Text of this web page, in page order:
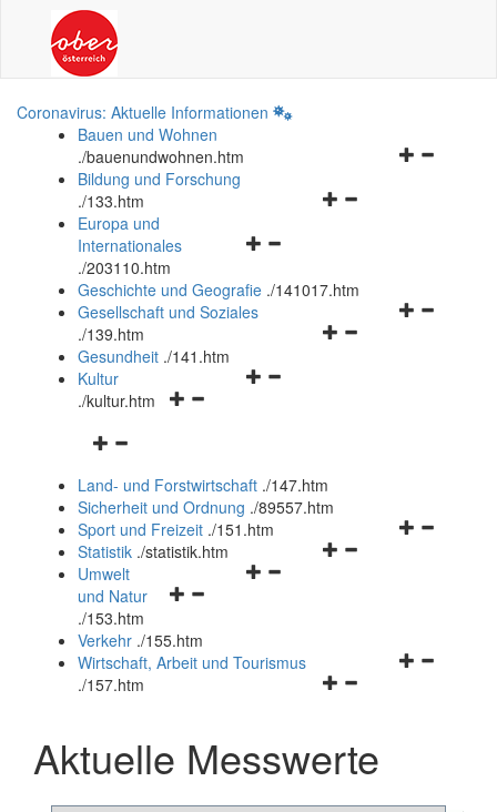
Coronavirus: Aktuelle Informationen
Bauen und Wohnen
./bauenundwohnen.htm
Navigationsmenü
Bildung und Forschung
./133.htm
Navigationsmenü
und
schließen
Europa und
Internationales
./203110.htm
Geschichte und Geografie ./141017.htm
Navigationsmenü
Gesellschaft und Soziales
./139.htm
Navigationsmenü
Gesundheit ./141.htm
Navigationsmenü
Kultur
./kultur.htm
Navigationsmenü
und
schließen
Land- und Forstwirtschaft ./147.htm
Sicherheit und Ordnung ./89557.htm
Navigationsmenü
Sport und Freizeit ./151.htm
Navigationsmenü
Statistik ./statistik.htm
Navigationsmenü
und
schließen
Umwelt
und Natur
./153.htm
Verkehr ./155.htm
Navigationsmenü
schließen
Wirtschaft, Arbeit und Tourismus
./157.htm
Aktuelle Messwerte